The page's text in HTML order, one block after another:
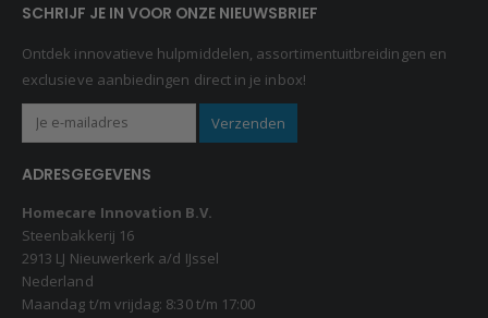
SCHRIJF JE IN VOOR ONZE NIEUWSBRIEF
Ontdek innovatieve hulpmiddelen, assortimentuitbreidingen en
exclusieve aanbiedingen direct in je inbox!
ADRESGEGEVENS
Homecare Innovation B.V.
Steenbakkerij 16
2913 LJ Nieuwerkerk a/d IJssel
Nederland
Maandag t/m vrijdag: 8:30 t/m 17:00